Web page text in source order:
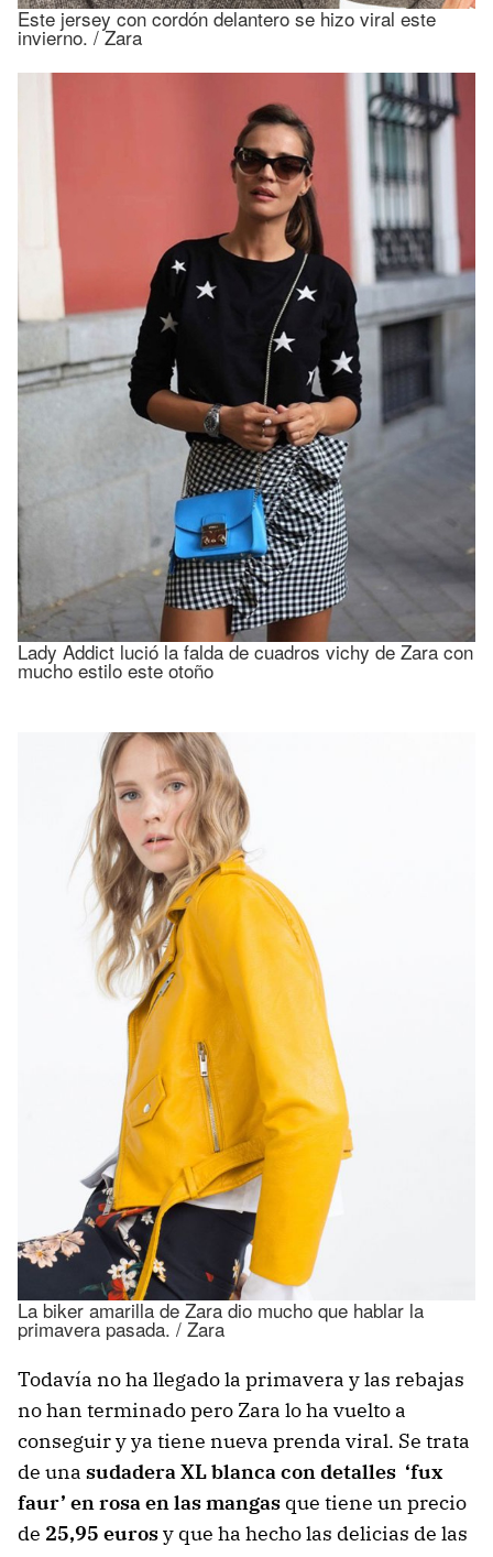
Este jersey con cordón delantero se hizo viral este
invierno. / Zara
Lady Addict lució la falda de cuadros vichy de Zara con
mucho estilo este otoño
La biker amarilla de Zara dio mucho que hablar la
primavera pasada. / Zara
Todavía no ha llegado la primavera y las rebajas
no han terminado pero Zara lo ha vuelto a
conseguir y ya tiene nueva prenda viral. Se trata
de una sudadera XL blanca con detalles ‘fux
faur’ en rosa en las mangas que tiene un precio
de 25,95 eurosy que ha hecho las delicias de las